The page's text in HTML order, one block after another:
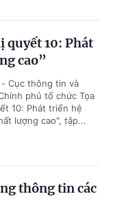
quyết 10: Phát
cao”
Cục thông tin và
phủ tổ chức Tọa
10: Phát triển hệ
lượng cao", tập...
thông tin các